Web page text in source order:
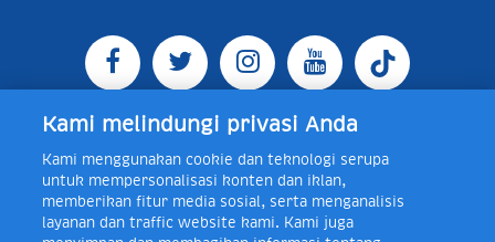
Jl. Raya Bogor KM 5, Pasar Rebo, Jakarta Timur,
Indonesia 13760
Telp +62 21 8410945 | PO BOX
4074 Jakarta 13760 Indonesia
Kami melindungi privasi Anda
Kami menggunakan cookie dan teknologi serupa
untuk mempersonalisasi konten dan iklan,
memberikan fitur media sosial, serta menganalisis
layanan dan traffic website kami. Kami juga